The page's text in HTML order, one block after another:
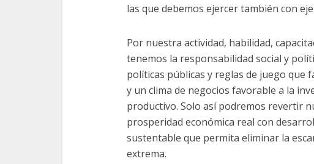
las que debemos ejercer también con
Por nuestra actividad, habilidad,
tenemos la responsabilidad social y
políticas públicas y reglas de juego que
y un clima de negocios favorable a la
productivo. Solo así podremos revertir
prosperidad económica real con
sustentable que permita eliminar la
extrema.